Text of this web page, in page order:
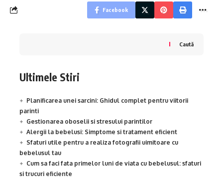
Facebook
Caută
Ultimele Stiri
Planificarea unei sarcini: Ghidul complet pentru viitorii
parinti
Gestionarea oboselii si stresului parintilor
Alergii la bebelusi: Simptome si tratament eficient
Sfaturi utile pentru a realiza fotografii uimitoare cu
bebelusul tau
Cum sa faci fata primelor luni de viata cu bebelusul: sfaturi
si trucuri eficiente